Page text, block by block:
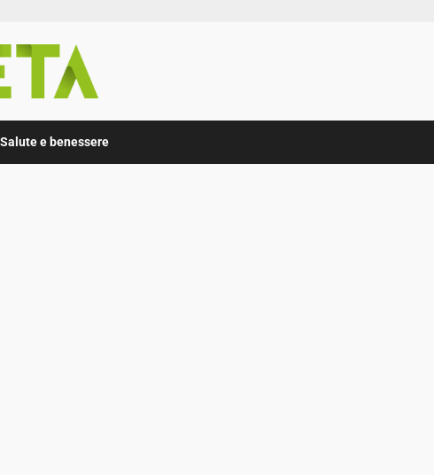
Salute e benessere